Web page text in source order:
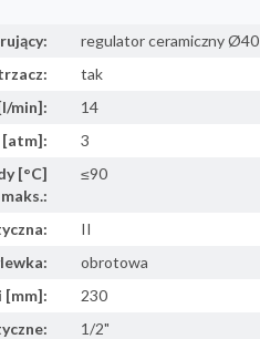
regulator ceramiczny Ø40
tak
min]:
14
[atm]:
3
[°C]
maks.:
≤90
II
obrotowa
[mm]:
230
1/2"